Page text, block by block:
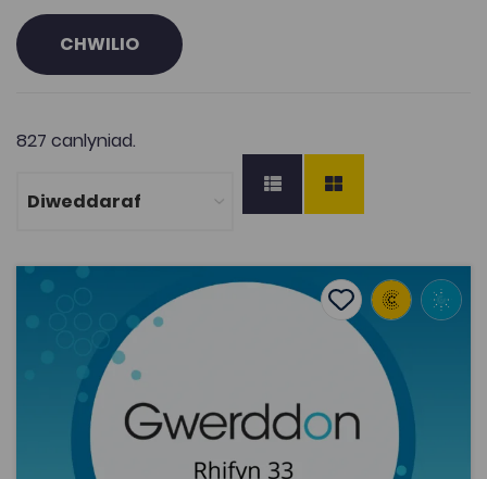
CHWILIO
827 canlyniad.
Philip Jonathan, ‘Cynrychioliad amharamedrig ar
Add to favourites
Dyddiad cyhoeddi: 2021 Add to favourites
Philip Jonathan, ‘Cynrychioliad
amharamedrig ar gyfer cyd-newidynnau
amlddimensiynol mewn model gwerthoedd
Cymraeg Yn Unig
Tagiau